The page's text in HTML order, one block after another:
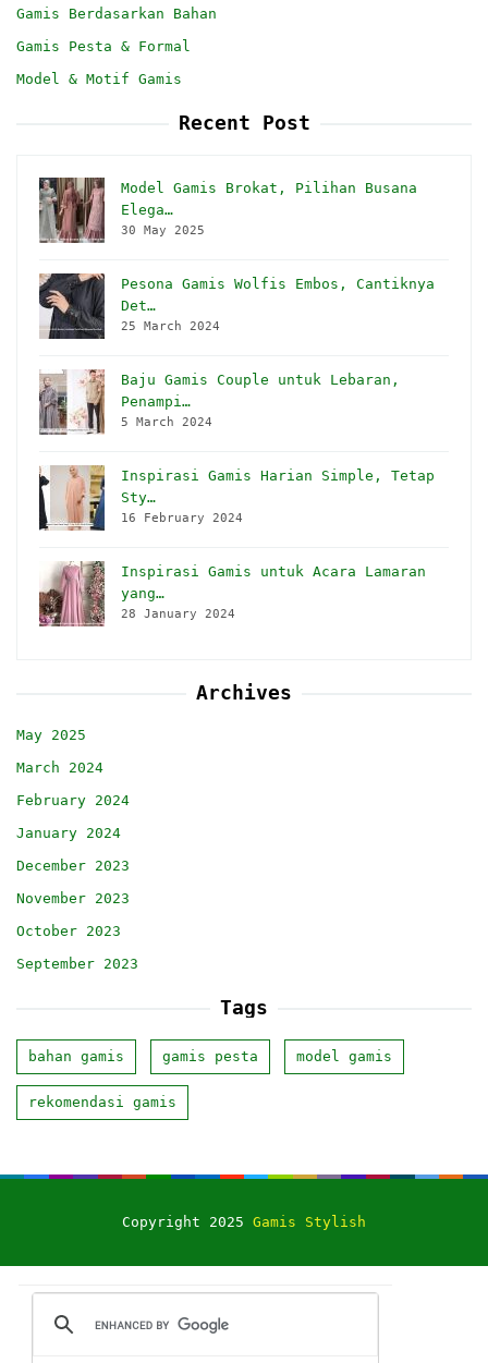
Gamis Berdasarkan Bahan
Gamis Pesta & Formal
Model & Motif Gamis
Recent Post
Model Gamis Brokat, Pilihan Busana
Elega…
30 May 2025
Pesona Gamis Wolfis Embos, Cantiknya
Det…
25 March 2024
Baju Gamis Couple untuk Lebaran,
Penampi…
5 March 2024
Inspirasi Gamis Harian Simple, Tetap
Sty…
16 February 2024
Inspirasi Gamis untuk Acara Lamaran
yang…
28 January 2024
Archives
May 2025
March 2024
February 2024
January 2024
December 2023
November 2023
October 2023
September 2023
Tags
bahan gamis gamis pesta model gamis
rekomendasi gamis
Copyright 2025 Gamis Stylish